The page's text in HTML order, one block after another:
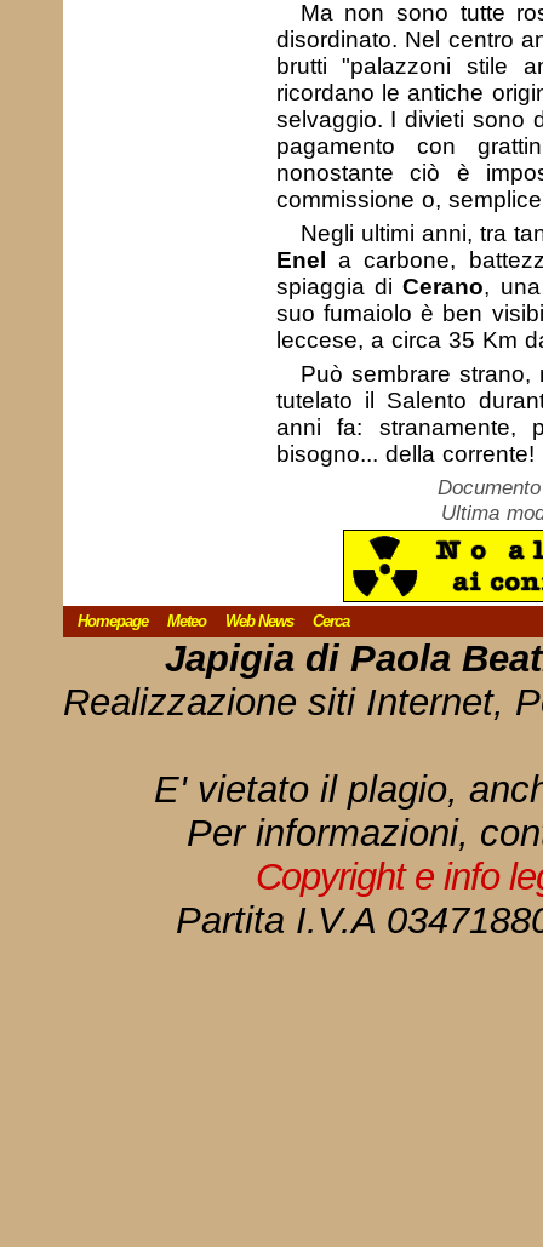
Ma non sono tutte
disordinato. Nel centro
brutti "palazzoni stile
ricordano le antiche
selvaggio. I divieti sono
pagamento con
nonostante ciò è
commissione o,
Negli ultimi anni, tra
Enel
a carbone,
spiaggia diCerano,
suo fumaiolo è ben
leccese, a circa 35 Km
Può sembrare
tutelato il Salento
anni fa: stranamente,
bisogno... della corrente!
Ultima
Homepage Meteo Web News Cerca
Japigia di Paola
Realizzazione siti Internet,
E' vietato il plagio,
Per informazioni,
Copyright e info
Partita I.V.A